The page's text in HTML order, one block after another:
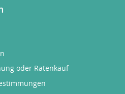
oder Ratenkauf